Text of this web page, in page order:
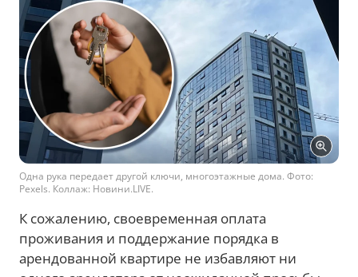
Одна рука передает другой ключи, многоэтажные дома. Фото:
Pexels. Коллаж: Новини.LIVE.
К сожалению, своевременная оплата
проживания и поддержание порядка в
арендованной квартире не избавляют ни